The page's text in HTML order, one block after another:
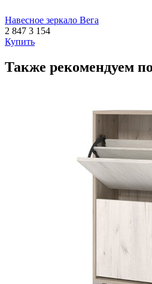
Навесное зеркало Вега
2 847 3 154
Купить
Также рекомендуем